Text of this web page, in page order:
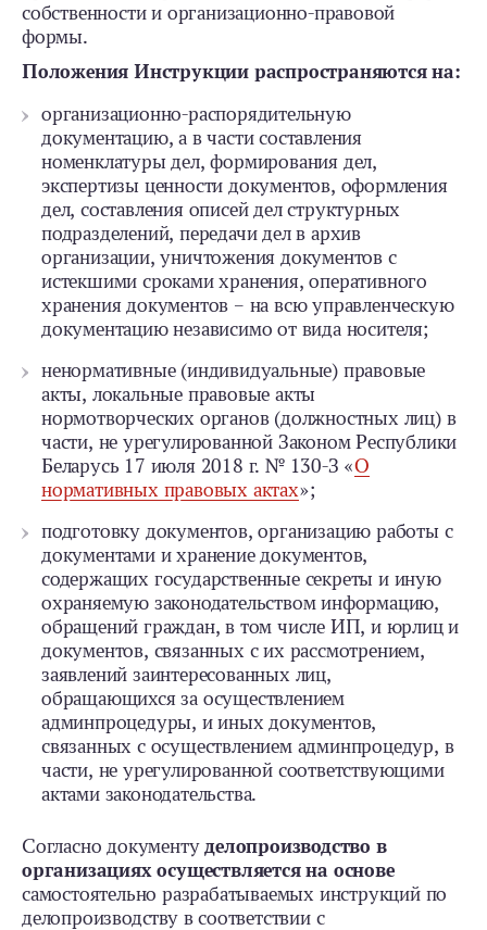
собственности и организационно-правовой
формы.
Положения Инструкции распространяются на:
организационно-распорядительную
документацию, а в части составления
номенклатуры дел, формирования дел,
экспертизы ценности документов, оформления
дел, составления описей дел структурных
подразделений, передачи дел в архив
организации, уничтожения документов с
истекшими сроками хранения, оперативного
хранения документов – на всю управленческую
документацию независимо от вида носителя;
ненормативные (индивидуальные) правовые
акты, локальные правовые акты
нормотворческих органов (должностных лиц) в
части, не урегулированной Законом Республики
Беларусь 17 июля 2018 г. № 130-З «О
нормативных правовых актах»;
подготовку документов, организацию работы с
документами и хранение документов,
содержащих государственные секреты и иную
охраняемую законодательством информацию,
обращений граждан, в том числе ИП, и юрлиц и
документов, связанных с их рассмотрением,
заявлений заинтересованных лиц,
обращающихся за осуществлением
админпроцедуры, и иных документов,
связанных с осуществлением админпроцедур, в
части, не урегулированной соответствующими
актами законодательства.
Согласно документуделопроизводство в
организациях осуществляется на основе
самостоятельно разрабатываемых инструкций по
делопроизводству в соответствии с